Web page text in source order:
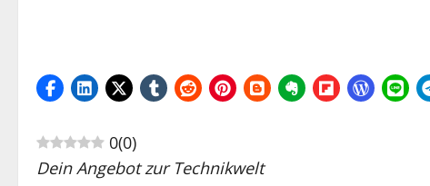
0(0)
Dein Angebot zur Technikwelt